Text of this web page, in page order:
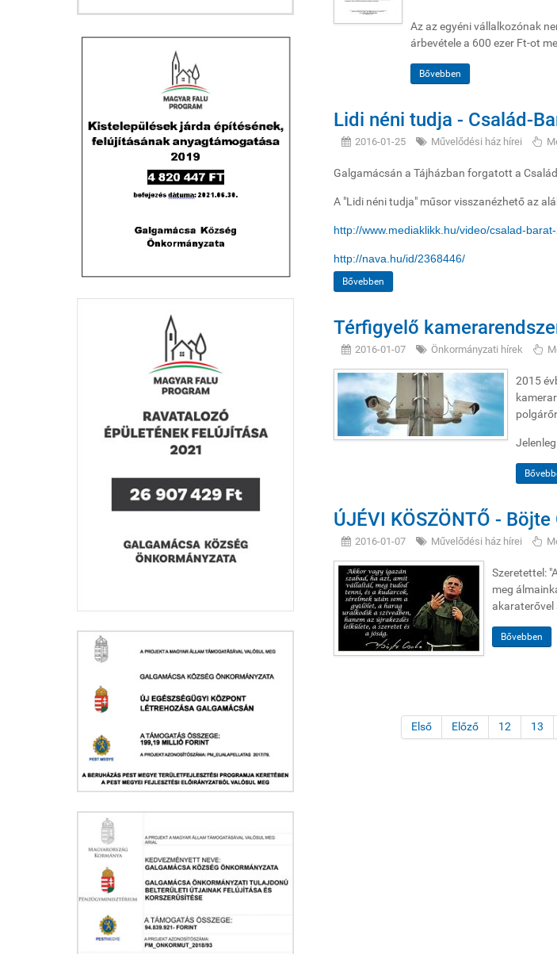
Az az egyéni vállalkozónak
árbevétele a 600 ezer Ft-ot
Bővebben
Lidi néni tudja - Család-
2016-01-25 Művelődési ház hírei
Galgamácsán a Tájházban forgatott a
A "Lidi néni tudja" műsor visszanézhető az
http://www.mediaklikk.hu/video/csalad-
http://nava.hu/id/2368446/
Bővebben
Térfigyelő
2016-01-07 Önkormányzati hírek
2015
ÚJÉVI KÖSZÖNTŐ -
2016-01-07 Művelődési ház hírei
Szeretettel:
meg
akaraterővel
Bővebben
Első Előző 12 13